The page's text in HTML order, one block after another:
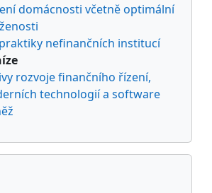
domácnosti včetně optimální
nefinančních institucí
rozvoje finančního řízení,
technologií a software